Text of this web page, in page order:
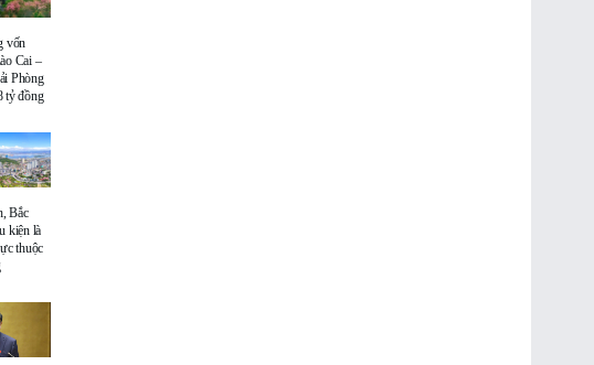
vốn
Cai –
Phòng
tỷ đồng
Bắc
kiện là
thuộc